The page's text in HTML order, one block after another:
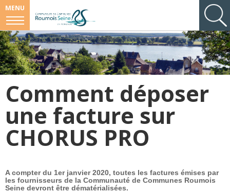
MENU
Comment déposer
une facture sur
CHORUS PRO
A compter du 1er janvier 2020, toutes les factures émises par
les fournisseurs de la Communauté de Communes Roumois
Seine devront être dématérialisées.